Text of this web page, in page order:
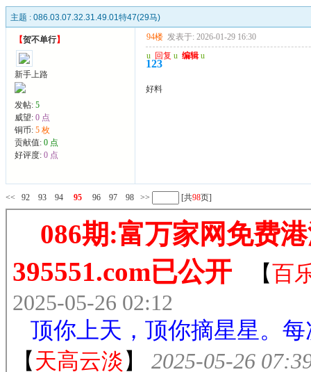
主题 : 086.03.07.32.31.49.01特47(29马)
【贺不单行】
新手上路
发帖: 5
威望: 0 点
铜币: 5 枚
贡献值: 0 点
好评度: 0 点
94楼 发表于: 2026-01-29 16:30
u 回复 u 编辑 u
123
好料
<< 92 93 94 95 96 97 98 >> [共98页]